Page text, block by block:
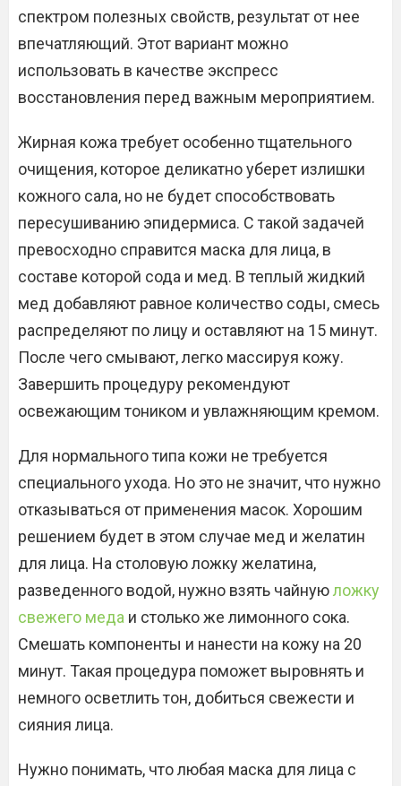
спектром полезных свойств, результат от нее
впечатляющий. Этот вариант можно
использовать в качестве экспресс
восстановления перед важным мероприятием.
Жирная кожа требует особенно тщательного
очищения, которое деликатно уберет излишки
кожного сала, но не будет способствовать
пересушиванию эпидермиса. С такой задачей
превосходно справится маска для лица, в
составе которой сода и мед. В теплый жидкий
мед добавляют равное количество соды, смесь
распределяют по лицу и оставляют на 15 минут.
После чего смывают, легко массируя кожу.
Завершить процедуру рекомендуют
освежающим тоником и увлажняющим кремом.
Для нормального типа кожи не требуется
специального ухода. Но это не значит, что нужно
отказываться от применения масок. Хорошим
решением будет в этом случае мед и желатин
для лица. На столовую ложку желатина,
разведенного водой, нужно взять чайнуюложку
свежего меда и столько же лимонного сока.
Смешать компоненты и нанести на кожу на 20
минут. Такая процедура поможет выровнять и
немного осветлить тон, добиться свежести и
сияния лица.
Нужно понимать, что любая маска для лица с